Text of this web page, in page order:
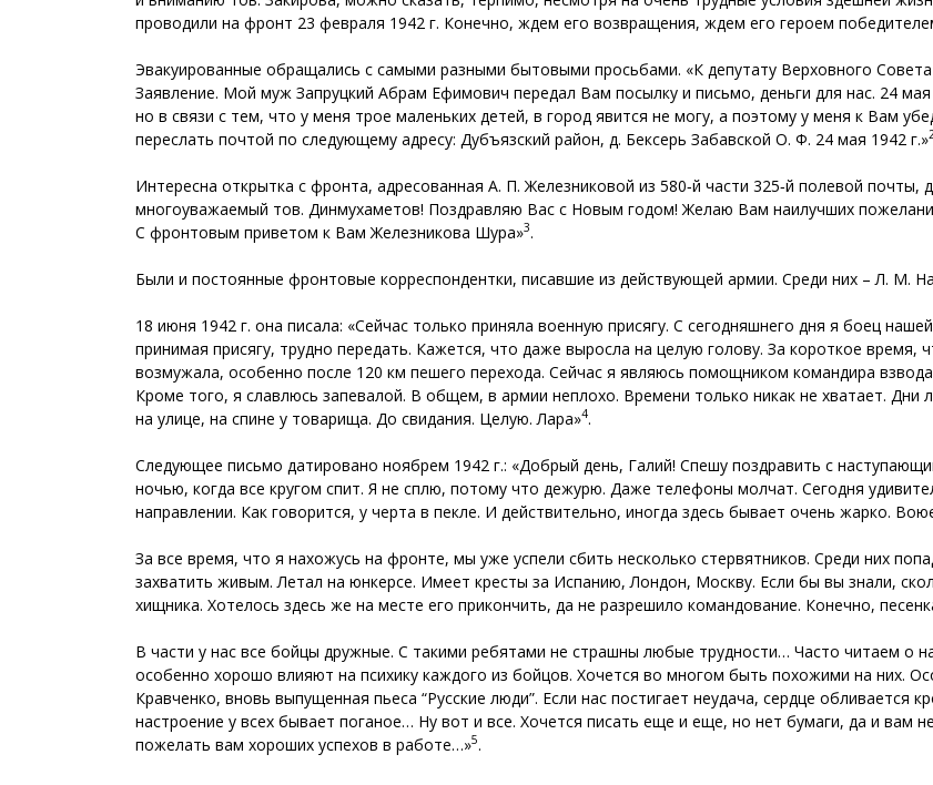
проводили на фронт 23 февраля 1942 г. Конечно, ждем его возвращения, ждем его героем
Эвакуированные обращались с самыми разными бытовыми просьбами. «К депутату Верховного
Заявление. Мой муж Запруцкий Абрам Ефимович передал Вам посылку и письмо, деньги для нас. 24
но в связи с тем, что у меня трое маленьких детей, в город явится не могу, а поэтому у меня к Вам
переслать почтой по следующему адресу: Дубъязский район, д. Бексерь Забавской О. Ф. 24 мая 1942 г.»
Интересна открытка с фронта, адресованная А. П. Железниковой из 580‑й части 325‑й полевой почты,
многоуважаемый тов. Динмухаметов! Поздравляю Вас с Новым годом! Желаю Вам наилучших
С фронтовым приветом к Вам Железникова Шура»3.
Были и постоянные фронтовые корреспондентки, писавшие из действующей армии. Среди них – Л. М.
18 июня 1942 г. она писала: «Сейчас только приняла военную присягу. С сегодняшнего дня я боец
принимая присягу, трудно передать. Кажется, что даже выросла на целую голову. За короткое время,
возмужала, особенно после 120 км пешего перехода. Сейчас я являюсь помощником командира
Кроме того, я славлюсь запевалой. В общем, в армии неплохо. Времени только никак не хватает.
на улице, на спине у товарища. До свидания. Целую. Лара»4.
Следующее письмо датировано ноябрем 1942 г.: «Добрый день, Галий! Спешу поздравить с
ночью, когда все кругом спит. Я не сплю, потому что дежурю. Даже телефоны молчат. Сегодня
направлении. Как говорится, у черта в пекле. И действительно, иногда здесь бывает очень жарко.
За все время, что я нахожусь на фронте, мы уже успели сбить несколько стервятников. Среди них
захватить живым. Летал на юнкерсе. Имеет кресты за Испанию, Лондон, Москву. Если бы вы знали,
хищника. Хотелось здесь же на месте его прикончить, да не разрешило командование. Конечно,
В части у нас все бойцы дружные. С такими ребятами не страшны любые трудности… Часто читаем о
особенно хорошо влияют на психику каждого из бойцов. Хочется во многом быть похожими на них.
Кравченко, вновь выпущенная пьеса “Русские люди”. Если нас постигает неудача, сердце обливается
настроение у всех бывает поганое… Ну вот и все. Хочется писать еще и еще, но нет бумаги, да и вам
пожелать вам хороших успехов в работе…»5.